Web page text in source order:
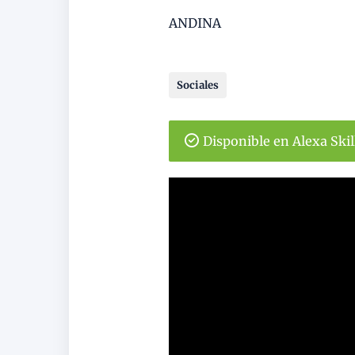
ANDINA
Sociales
Disponible en Alexa